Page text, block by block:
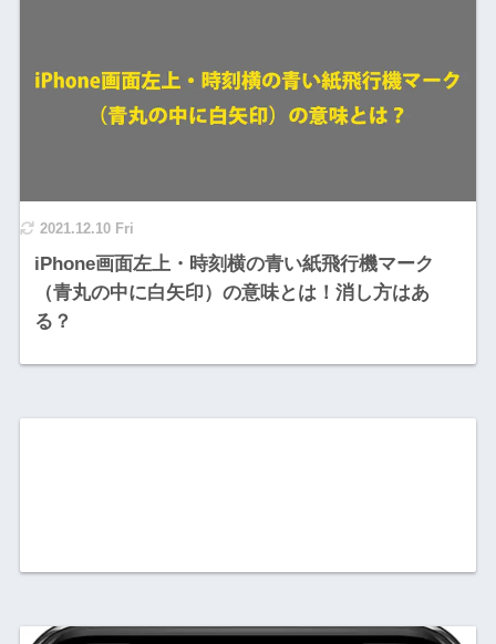
2021.12.10 Fri
iPhone画面左上・時刻横の青い紙飛行機マーク
（青丸の中に白矢印）の意味とは！消し方はあ
る？